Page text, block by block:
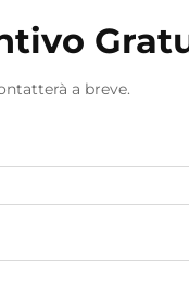
a breve.